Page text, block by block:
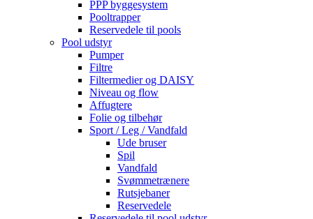
PPP byggesystem
Pooltrapper
Reservedele til pools
Pool udstyr
Pumper
Filtre
Filtermedier og DAISY
Niveau og flow
Affugtere
Folie og tilbehør
Sport / Leg / Vandfald
Ude bruser
Spil
Vandfald
Svømmetrænere
Rutsjebaner
Reservedele